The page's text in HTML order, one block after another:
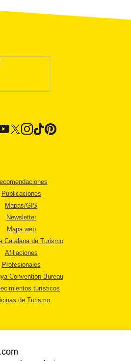
Publicaciones
Mapas/GIS
Newsletter
Mapa web
Catalana de Turismo
Afiliaciones
Profesionales
Convention Bureau
turísticos
de Turismo